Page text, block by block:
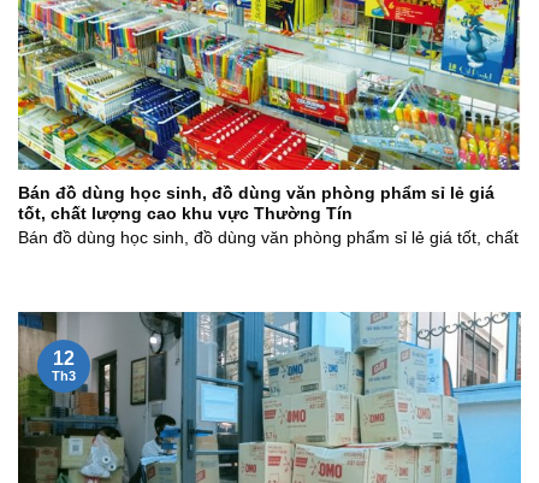
Bán đồ dùng học sinh, đồ dùng văn phòng phẩm sỉ lẻ giá
tốt, chất lượng cao khu vực Thường Tín
Bán đồ dùng học sinh, đồ dùng văn phòng phẩm sỉ lẻ giá tốt, chất
12
Th3